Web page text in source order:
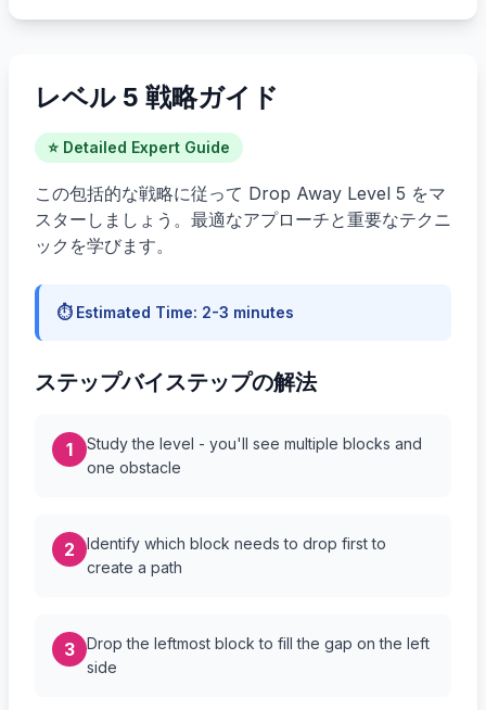
レベル 5 戦略ガイド
⭐ Detailed Expert Guide
この包括的な戦略に従って Drop Away Level 5 をマ
スターしましょう。最適なアプローチと重要なテクニ
ックを学びます。
⏱️ Estimated Time: 2-3 minutes
ステップバイステップの解法
1
Study the level - you'll see multiple blocks and
one obstacle
2
Identify which block needs to drop first to
create a path
3
Drop the leftmost block to fill the gap on the left
side